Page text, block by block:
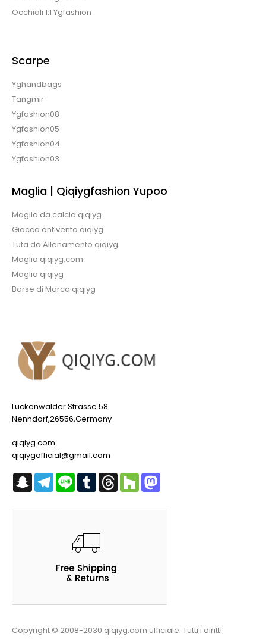
Occhiali 1:1 Ygfashion
Scarpe
Yghandbags
Tangmir
Ygfashion08
Ygfashion05
Ygfashion04
Ygfashion03
Maglia | Qiqiygfashion Yupoo
Maglia da calcio qiqiyg
Giacca antivento qiqiyg
Tuta da Allenamento qiqiyg
Maglia qiqiyg.com
Maglia qiqiyg
Borse di Marca qiqiyg
Luckenwalder Strasse 58
Nenndorf,26556,Germany
qiqiyg.com
qiqiygofficial@gmail.com
SnapchatTelegram
Line TumblrThreadsHouzz
Copyright © 2008-2030 qiqiyg.com ufficiale. Tutti i diritti